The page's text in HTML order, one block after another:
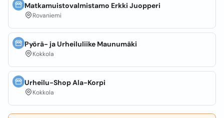
Matkamuistovalmistamo Erkki Juopperi
Rovaniemi
Pyörä- ja Urheiluliike Maunumäki
Kokkola
Urheilu-Shop Ala-Korpi
Kokkola